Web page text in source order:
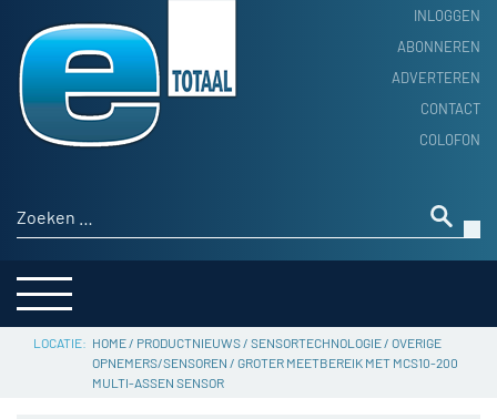
INLOGGEN
ABONNEREN
ADVERTEREN
CONTACT
COLOFON
Zoeken naar:
HOME
PRODUCTNIEUWS
ACHTERGROND
THEMA’S
SERVICE
HOME/ PRODUCTNIEUWS/ SENSORTECHNOLOGIE/ OVERIGE
OPNEMERS/SENSOREN / GROTER MEETBEREIK MET MCS10-200
MULTI-ASSEN SENSOR